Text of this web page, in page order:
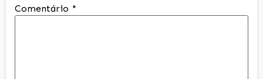
Comentário *